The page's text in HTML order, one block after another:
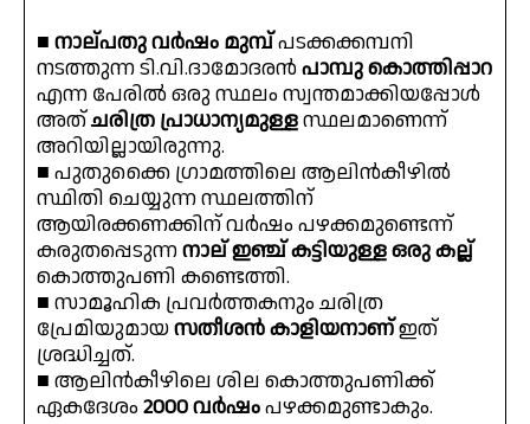
■ നാല്പതു വർഷം മുമ്പ്പടക്കക്കമ്പനി
നടത്തുന്ന ടി.വി.ദാമോദരൻപാമ്പു കൊത്തിപ്പാറ
എന്ന പേരിൽ ഒരു സ്ഥലം സ്വന്തമാക്കിയപ്പോൾ
അത്ചരിത്ര പ്രാധാന്യമുള്ളസ്ഥലമാണെന്ന്
അറിയില്ലായിരുന്നു.
■ പുതുക്കൈ ഗ്രാമത്തിലെ ആലിൻകീഴിൽ
സ്ഥിതി ചെയ്യുന്ന സ്ഥലത്തിന്
ആയിരക്കണക്കിന് വർഷം പഴക്കമുണ്ടെന്ന്
കരുതപ്പെടുന്നനാല് ഇഞ്ച് കട്ടിയുള്ള ഒരു കല്ല്
കൊത്തുപണി കണ്ടെത്തി.
■ സാമൂഹിക പ്രവർത്തകനും ചരിത്ര
പ്രേമിയുമായസതീശൻ കാളിയനാണ്ഇത്
ശ്രദ്ധിച്ചത്.
■ ആലിൻകീഴിലെ ശില കൊത്തുപണിക്ക്
ഏകദേശം 2000 വർഷംപഴക്കമുണ്ടാകും.